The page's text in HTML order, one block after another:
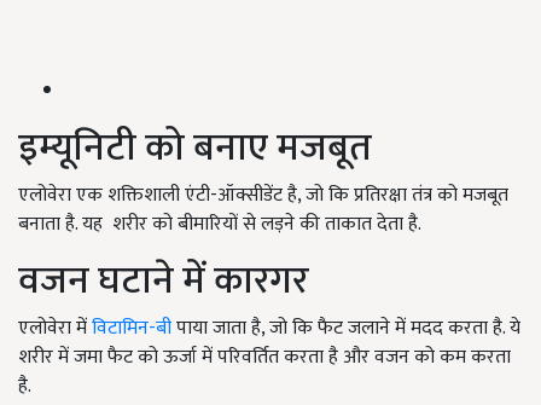
इम्यूनिटी को बनाए मजबूत
एलोवेरा एक शक्तिशाली एंटी-ऑक्सीडेंट है, जो कि प्रतिरक्षा तंत्र को मजबूत
बनाता है. यह शरीर को बीमारियों से लड़ने की ताकात देता है.
वजन घटाने में कारगर
एलोवेरा मेंविटामिन-बीपाया जाता है, जो कि फैट जलाने में मदद करता है. ये
शरीर में जमा फैट को ऊर्जा में परिवर्तित करता है और वजन को कम करता
है.